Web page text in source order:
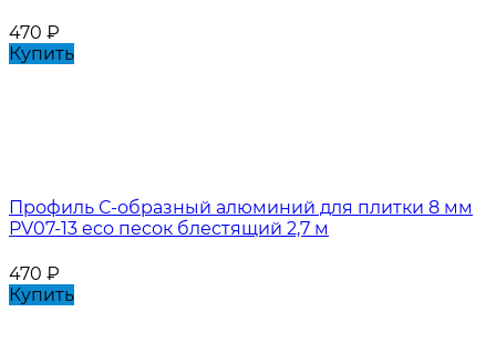
470 ₽
Купить
Профиль С-образный алюминий для плитки 8 мм
PV07-13 eco песок блестящий 2,7 м
470 ₽
Купить